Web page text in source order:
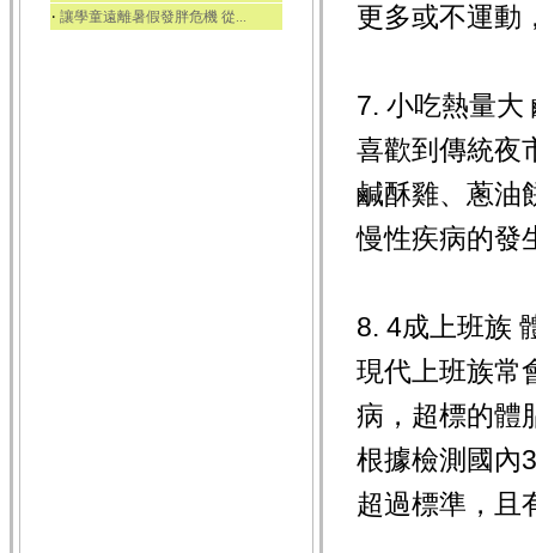
‧ 讓學童遠離暑假發胖危機 從...
更多或不運動
7. 小吃熱量大
喜歡到傳統夜
鹹酥雞、蔥油
慢性疾病的發
8. 4成上班族
現代上班族常
病，超標的體
根據檢測國內
超過標準，且